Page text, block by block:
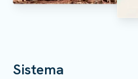
Sistema